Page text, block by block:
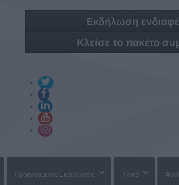
Εκδήλωση
Κλείσε το πακέτο
Προηγούμενες Εκδηλώσεις Υλικό